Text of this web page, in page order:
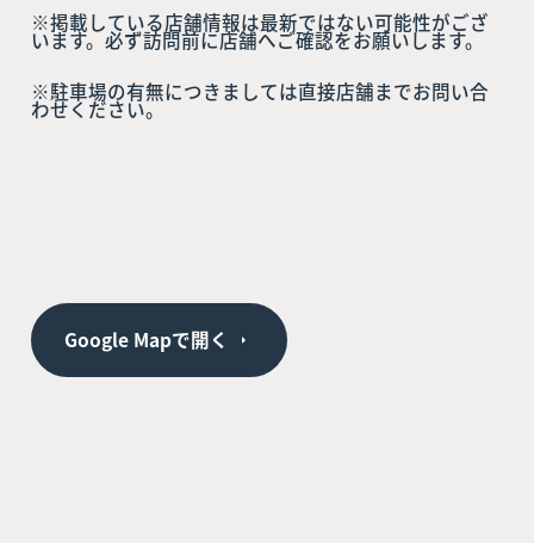
※掲載している店舗情報は最新ではない可能性がござ
います。必ず訪問前に店舗へご確認をお願いします。
※駐車場の有無につきましては直接店舗までお問い合
わせください。
Google Mapで開く